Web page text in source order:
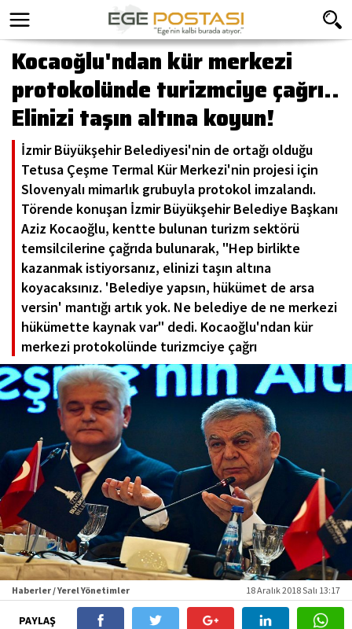
Kocaoğlu'ndan kür merkezi
protokolünde turizmciye çağrı..
Elinizi taşın altına koyun!
İzmir Büyükşehir Belediyesi'nin de ortağı olduğu
Tetusa Çeşme Termal Kür Merkezi'nin projesi için
Slovenyalı mimarlık grubuyla protokol imzalandı.
Törende konuşan İzmir Büyükşehir Belediye Başkanı
Aziz Kocaoğlu, kentte bulunan turizm sektörü
temsilcilerine çağrıda bulunarak, "Hep birlikte
kazanmak istiyorsanız, elinizi taşın altına
koyacaksınız. 'Belediye yapsın, hükümet de arsa
versin' mantığı artık yok. Ne belediye de ne merkezi
hükümette kaynak var" dedi. Kocaoğlu'ndan kür
merkezi protokolünde turizmciye çağrı
Haberler / Yerel Yönetimler 18 Aralık 2018 Salı 13:17
PAYLAŞ